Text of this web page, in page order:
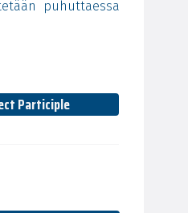
puhuttaessa
Participle